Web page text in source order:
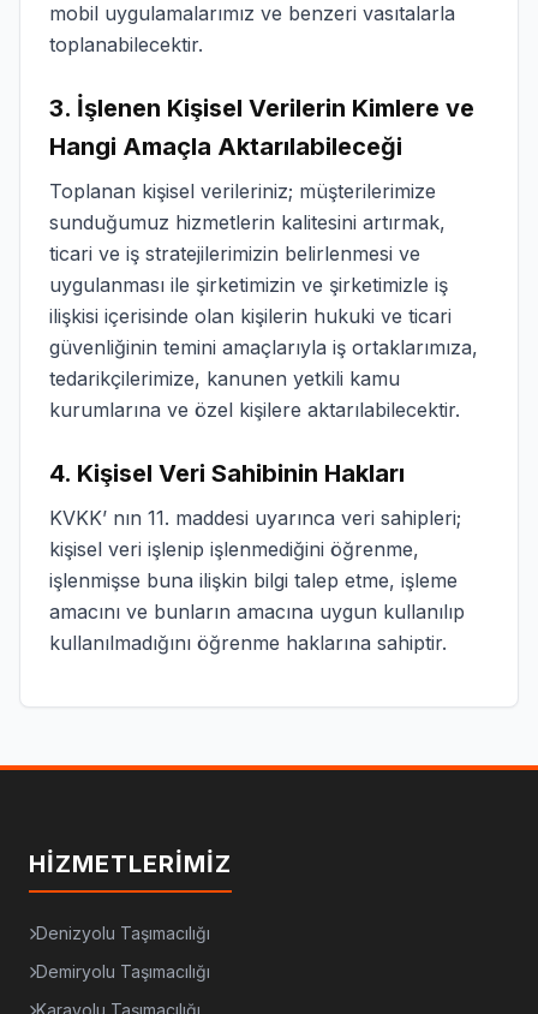
mobil uygulamalarımız ve benzeri vasıtalarla
toplanabilecektir.
3. İşlenen Kişisel Verilerin Kimlere ve
Hangi Amaçla Aktarılabileceği
Toplanan kişisel verileriniz; müşterilerimize
sunduğumuz hizmetlerin kalitesini artırmak,
ticari ve iş stratejilerimizin belirlenmesi ve
uygulanması ile şirketimizin ve şirketimizle iş
ilişkisi içerisinde olan kişilerin hukuki ve ticari
güvenliğinin temini amaçlarıyla iş ortaklarımıza,
tedarikçilerimize, kanunen yetkili kamu
kurumlarına ve özel kişilere aktarılabilecektir.
4. Kişisel Veri Sahibinin Hakları
KVKK’ nın 11. maddesi uyarınca veri sahipleri;
kişisel veri işlenip işlenmediğini öğrenme,
işlenmişse buna ilişkin bilgi talep etme, işleme
amacını ve bunların amacına uygun kullanılıp
kullanılmadığını öğrenme haklarına sahiptir.
HIZMETLERIMIZ
Denizyolu Taşımacılığı
Demiryolu Taşımacılığı
Karayolu Taşımacılığı